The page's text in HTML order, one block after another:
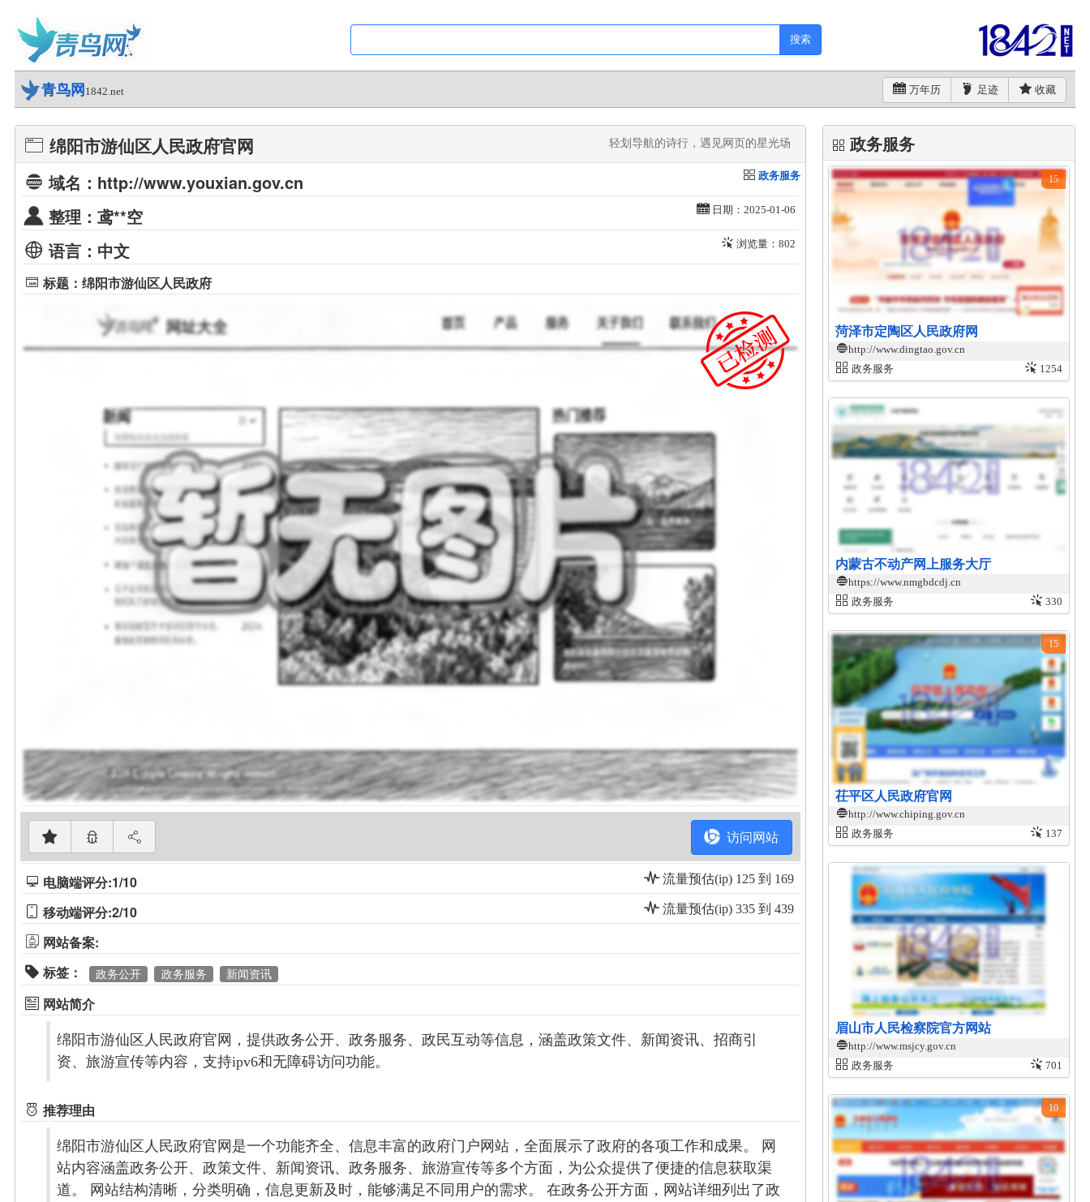
搜索
青鸟网 1842.net 万年历 足迹 收藏
绵阳市游仙区人民政府官网 轻划导航的诗行，遇见网页的星光场​
域名：http://www.youxian.gov.cn 政务服务
整理：鸢**空 日期：2025-01-06
语言：中文 浏览量：802
标题：绵阳市游仙区人民政府
访问网站
电脑端评分:1/10 流量预估(ip) 125 到 169
移动端评分:2/10 流量预估(ip) 335 到 439
网站备案:
标签：
政务公开 政务服务 新闻资讯
网站简介
绵阳市游仙区人民政府官网，提供政务公开、政务服务、政民互动等信息，涵盖政策文件、新闻资讯、招商引
资、旅游宣传等内容，支持ipv6和无障碍访问功能。
推荐理由
绵阳市游仙区人民政府官网是一个功能齐全、信息丰富的政府门户网站，全面展示了政府的各项工作和成果。 网
站内容涵盖政务公开、政策文件、新闻资讯、政务服务、旅游宣传等多个方面，为公众提供了便捷的信息获取渠
道。 网站结构清晰，分类明确，信息更新及时，能够满足不同用户的需求。 在政务公开方面，网站详细列出了政
政务服务
菏泽市定陶区人民政府网
http://www.dingtao.gov.cn
政务服务
1254
15
内蒙古不动产网上服务大厅
https://www.nmgbdcdj.cn
政务服务
330
茌平区人民政府官网
http://www.chiping.gov.cn
政务服务
137
15
眉山市人民检察院官方网站
http://www.msjcy.gov.cn
政务服务
701
10